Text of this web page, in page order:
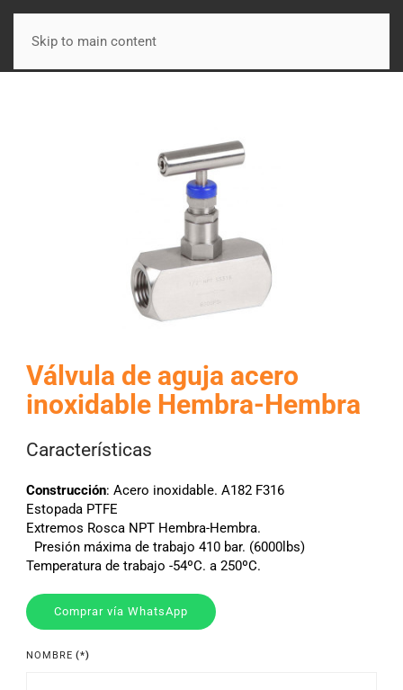
Skip to main content
Válvula de aguja acero
inoxidable Hembra-Hembra
Características
Construcción: Acero inoxidable. A182 F316
Estopada PTFE
Extremos Rosca NPT Hembra-Hembra.
Presión máxima de trabajo 410 bar. (6000lbs)
Temperatura de trabajo -54ºC. a 250ºC.
Comprar vía WhatsApp
NOMBRE (*)